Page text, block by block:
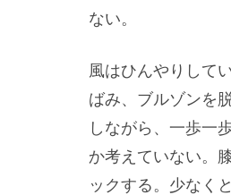
ない。
風はひんやりして
ばみ、ブルゾンを
しながら、一歩一
か考えていない。
ックする。少なく